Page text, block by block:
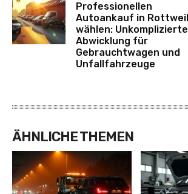
Professionellen
Autoankauf in Rottweil
wählen: Unkomplizierte
Abwicklung für
Gebrauchtwagen und
Unfallfahrzeuge
ÄHNLICHE THEMEN